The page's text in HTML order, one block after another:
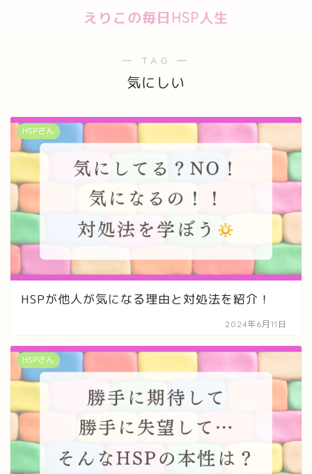
えりこの毎日HSP人生
― TAG ―
気にしい
HSPさん
HSPが他人が気になる理由と対処法を紹介！
2024年6月11日
HSPさん